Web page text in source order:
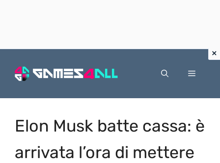
Menu
Elon Musk batte cassa: è
arrivata l’ora di mettere